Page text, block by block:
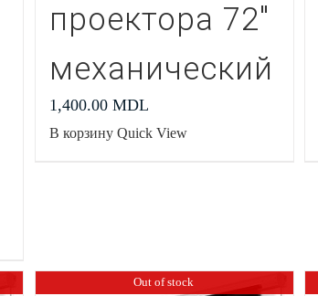
проектора 72″
механический
1,400.00 MDL
В корзину Quick View
Out of stock